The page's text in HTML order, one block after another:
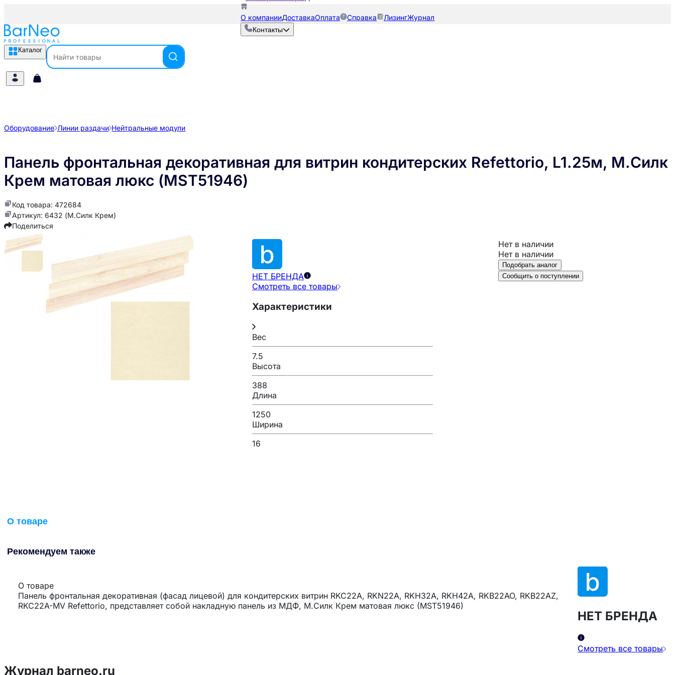
О компанииДоставкаОплата Справка ЛизингЖурнал
Контакты
Каталог
Оборудование Линии раздачи Нейтральные модули
Панель фронтальная декоративная для витрин кондитерских Refettorio, L1.25м, М.Силк
Крем матовая люкс (MST51946)
Код товара: 472684
Артикул: 6432 (М.Силк Крем)
Поделиться
НЕТ БРЕНДА
Смотреть все товары
Характеристики
Вес
7.5
Высота
388
Длина
1250
Ширина
16
Нет в наличии
Нет в наличии
Подобрать аналог
Сообщить о поступлении
О товаре
Рекомендуем также
О товаре
Панель фронтальная декоративная (фасад лицевой) для кондитерских витрин RKC22A, RKN22A, RKH32A, RKH42A, RKB22AO, RKB22AZ,
RKC22A-MV Refettorio, представляет собой накладную панель из МДФ, М.Силк Крем матовая люкс (MST51946)
НЕТ БРЕНДА
Смотреть все товары
Журнал barneo.ru